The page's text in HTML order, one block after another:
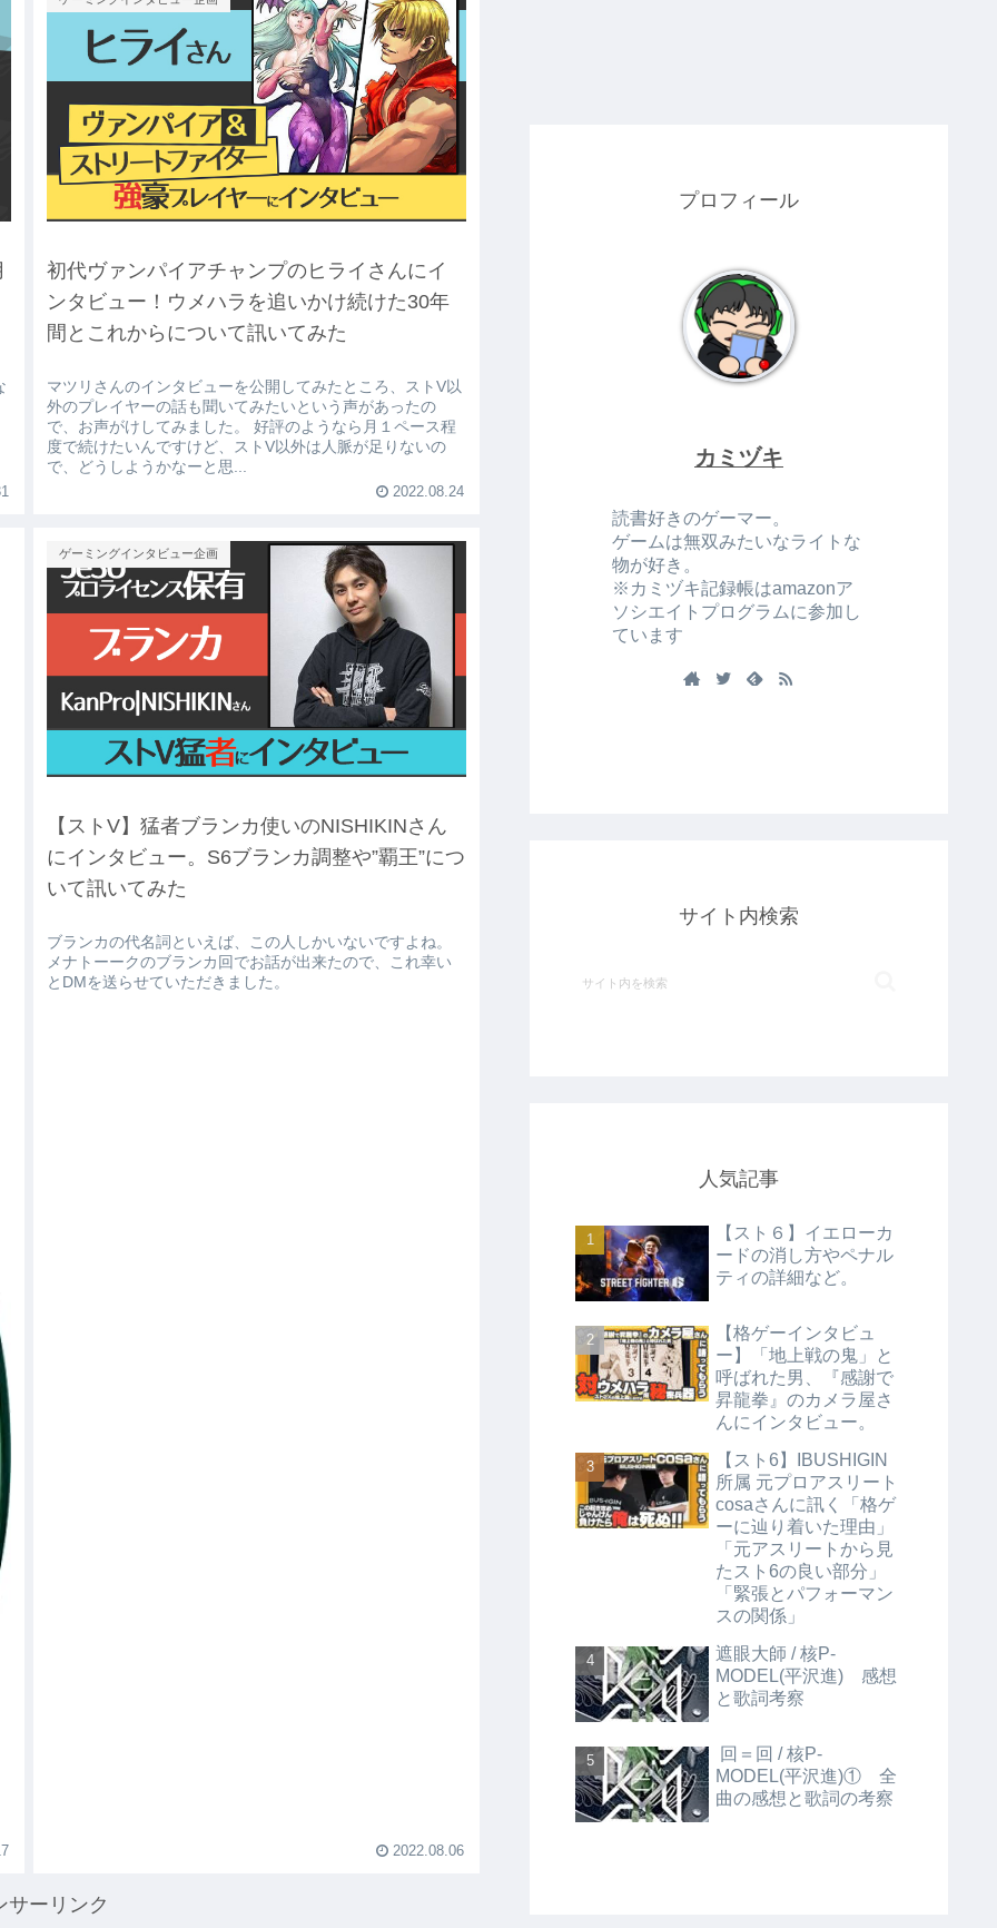
初代ヴァンパイアチャンプのヒライさんにイ
ンタビュー！ウメハラを追いかけ続けた30年
間とこれからについて訊いてみた
マツリさんのインタビューを公開してみたところ、ストV以
外のプレイヤーの話も聞いてみたいという声があったの
で、お声がけしてみました。 好評のようなら月１ペース程
度で続けたいんですけど、ストV以外は人脈が足りないの
で、どうしようかなーと思...
2022.08.24
ゲーミングインタビュー企画
【ストV】猛者ブランカ使いのNISHIKINさん
にインタビュー。S6ブランカ調整や”覇王”につ
いて訊いてみた
ブランカの代名詞といえば、この人しかいないですよね。
メナトーークのブランカ回でお話が出来たので、これ幸い
とDMを送らせていただきました。
2022.08.06
サーリンク
プロフィール
カミヅキ
読書好きのゲーマー。
ゲームは無双みたいなライトな
物が好き。
※カミヅキ記録帳はamazonア
ソシエイトプログラムに参加し
ています
サイト内検索
人気記事
【スト６】イエローカ
ードの消し方やペナル
ティの詳細など。
【格ゲーインタビュ
ー】「地上戦の鬼」と
呼ばれた男、『感謝で
昇龍拳』のカメラ屋さ
んにインタビュー。
【スト6】IBUSHIGIN
所属 元プロアスリート
cosaさんに訊く「格ゲ
ーに辿り着いた理由」
「元アスリートから見
たスト6の良い部分」
「緊張とパフォーマン
スの関係」
遮眼大師 / 核P-
MODEL(平沢進) 感想
と歌詞考察
回＝回 / 核P-
MODEL(平沢進)① 全
曲の感想と歌詞の考察